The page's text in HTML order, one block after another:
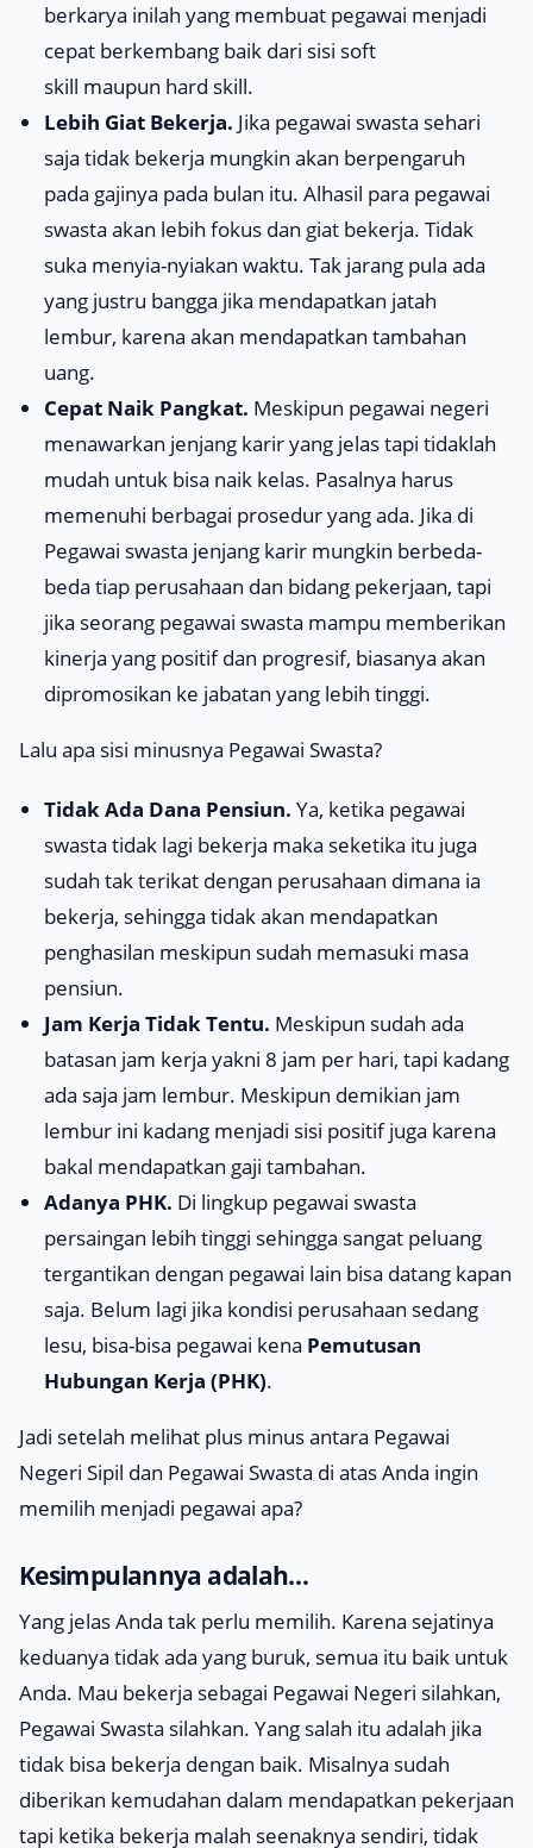
berkarya inilah yang membuat pegawai menjadi
cepat berkembang baik dari sisi soft
skill maupun hard skill.
Lebih Giat Bekerja. Jika pegawai swasta sehari
saja tidak bekerja mungkin akan berpengaruh
pada gajinya pada bulan itu. Alhasil para pegawai
swasta akan lebih fokus dan giat bekerja. Tidak
suka menyia-nyiakan waktu. Tak jarang pula ada
yang justru bangga jika mendapatkan jatah
lembur, karena akan mendapatkan tambahan
uang.
Cepat Naik Pangkat. Meskipun pegawai negeri
menawarkan jenjang karir yang jelas tapi tidaklah
mudah untuk bisa naik kelas. Pasalnya harus
memenuhi berbagai prosedur yang ada. Jika di
Pegawai swasta jenjang karir mungkin berbeda-
beda tiap perusahaan dan bidang pekerjaan, tapi
jika seorang pegawai swasta mampu memberikan
kinerja yang positif dan progresif, biasanya akan
dipromosikan ke jabatan yang lebih tinggi.
Lalu apa sisi minusnya Pegawai Swasta?
Tidak Ada Dana Pensiun. Ya, ketika pegawai
swasta tidak lagi bekerja maka seketika itu juga
sudah tak terikat dengan perusahaan dimana ia
bekerja, sehingga tidak akan mendapatkan
penghasilan meskipun sudah memasuki masa
pensiun.
Jam Kerja Tidak Tentu. Meskipun sudah ada
batasan jam kerja yakni 8 jam per hari, tapi kadang
ada saja jam lembur. Meskipun demikian jam
lembur ini kadang menjadi sisi positif juga karena
bakal mendapatkan gaji tambahan.
Adanya PHK. Di lingkup pegawai swasta
persaingan lebih tinggi sehingga sangat peluang
tergantikan dengan pegawai lain bisa datang kapan
saja. Belum lagi jika kondisi perusahaan sedang
lesu, bisa-bisa pegawai kena Pemutusan
Hubungan Kerja (PHK).
Jadi setelah melihat plus minus antara Pegawai
Negeri Sipil dan Pegawai Swasta di atas Anda ingin
memilih menjadi pegawai apa?
Kesimpulannya adalah…
Yang jelas Anda tak perlu memilih. Karena sejatinya
keduanya tidak ada yang buruk, semua itu baik untuk
Anda. Mau bekerja sebagai Pegawai Negeri silahkan,
Pegawai Swasta silahkan. Yang salah itu adalah jika
tidak bisa bekerja dengan baik. Misalnya sudah
diberikan kemudahan dalam mendapatkan pekerjaan
tapi ketika bekerja malah seenaknya sendiri, tidak